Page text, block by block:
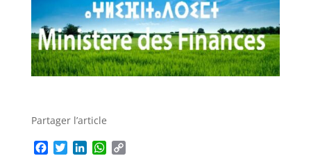
Partager l’article
F
T
L
W C